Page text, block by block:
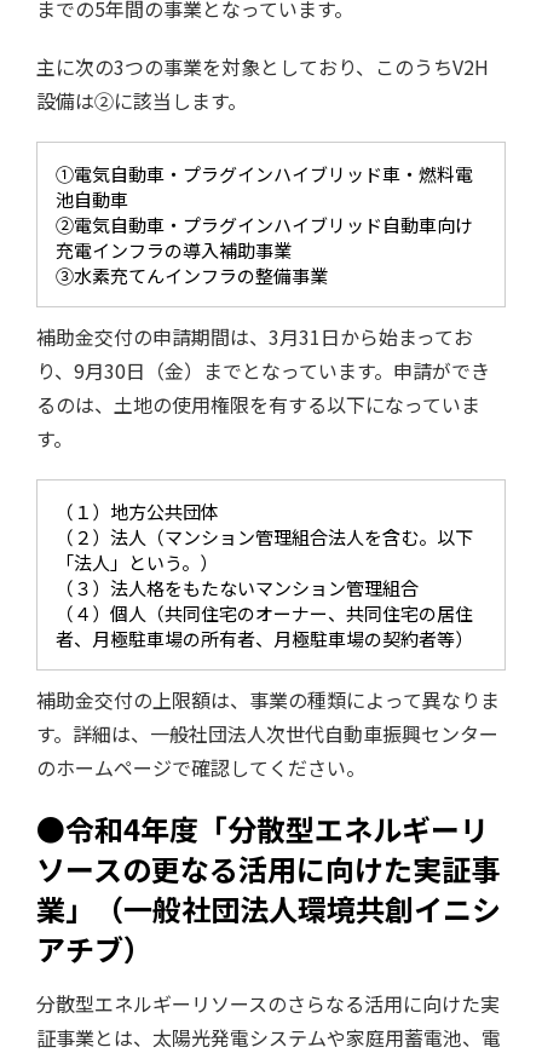
までの5年間の事業となっています。
主に次の3つの事業を対象としており、このうちV2H
設備は②に該当します。
①電気自動車・プラグインハイブリッド車・燃料電
池自動車
②電気自動車・プラグインハイブリッド自動車向け
充電インフラの導入補助事業
③水素充てんインフラの整備事業
補助金交付の申請期間は、3月31日から始まってお
り、9月30日（金）までとなっています。申請ができ
るのは、土地の使用権限を有する以下になっていま
す。
（１）地方公共団体
（２）法人（マンション管理組合法人を含む。以下
「法人」という。）
（３）法人格をもたないマンション管理組合
（４）個人（共同住宅のオーナー、共同住宅の居住
者、月極駐車場の所有者、月極駐車場の契約者等）
補助金交付の上限額は、事業の種類によって異なりま
す。詳細は、一般社団法人次世代自動車振興センター
のホームページで確認してください。
●令和4年度「分散型エネルギーリ
ソースの更なる活用に向けた実証事
業」（一般社団法人環境共創イニシ
アチブ）
分散型エネルギーリソースのさらなる活用に向けた実
証事業とは、太陽光発電システムや家庭用蓄電池、電